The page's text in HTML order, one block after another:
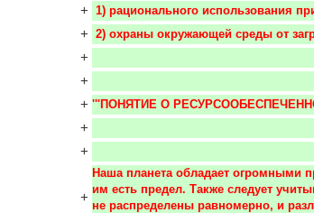
+ 1) рационального использования
+ 2) охраны окружающей среды от
+
+
+ '''ПОНЯТИЕ О
+
+
+
Наша планета обладает огромными
им есть предел. Также следует
не распределены равномерно, и